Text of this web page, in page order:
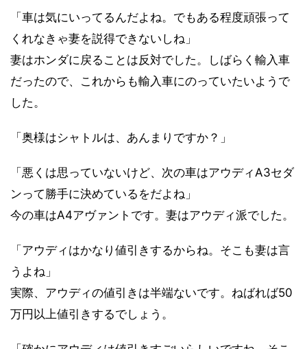
「車は気にいってるんだよね。でもある程度頑張って
くれなきゃ妻を説得できないしね」
妻はホンダに戻ることは反対でした。しばらく輸入車
だったので、これからも輸入車にのっていたいようで
した。
「奥様はシャトルは、あんまりですか？」
「悪くは思っていないけど、次の車はアウディA3セダ
ンって勝手に決めているをだよね」
今の車はA4アヴァントです。妻はアウディ派でした。
「アウディはかなり値引きするからね。そこも妻は言
うよね」
実際、アウディの値引きは半端ないです。ねばれば50
万円以上値引きするでしょう。